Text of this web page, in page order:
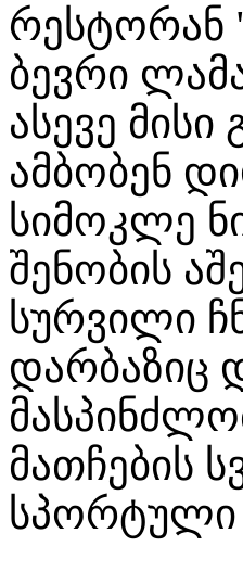
რესტორან
ბევრი
ასევე
ამბობენ
სიმოკლე
შენობის
სურვილი
დარბაზიც
მათჩების